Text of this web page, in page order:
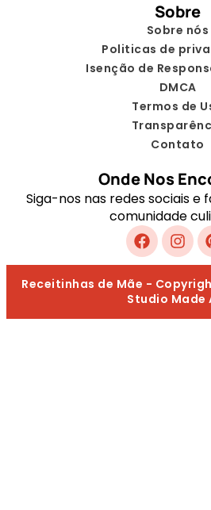
Sobre
Sobre nós
Politicas de
Isenção de
DMCA
Termos de
Contato
Onde Nos
Siga-nos nas redes sociais e
comunidade
Receitinhas de Mãe -
Studio Made